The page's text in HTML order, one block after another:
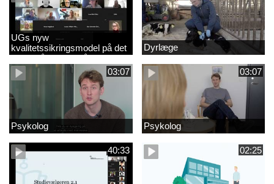
UGs nyw
kvalitetssikringsmodel på det
videregående område
Dyrlæge
03:07
Psykolog
03:07
Psykolog
40:33 02:25